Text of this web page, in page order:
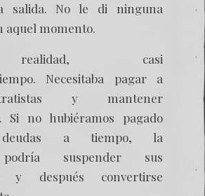
salida. No le di ninguna
aquel momento.
casi
Necesitaba pagar a
y mantener
Si no hubiéramos pagado
deudas a tiempo, la
suspender sus
y después convertirse